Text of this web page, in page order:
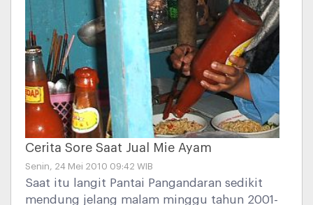
makanan khas daerah.Di Pangandaran dodol
sudah dikenal masyarakatnya sejak dahulu
kala, ada juga yang menyebutnya dengan
"Jenang".Dodol biasanya disediakan pada
acara-acara adat seperti ruwatan,hajatan
atau hari raya lebaran.
Cerita Sore Saat Jual Mie Ayam
Senin, 24 Mei 2010 09:42 WIB
Saat itu langit Pantai Pangandaran sedikit
mendung jelang malam minggu tahun 2001-